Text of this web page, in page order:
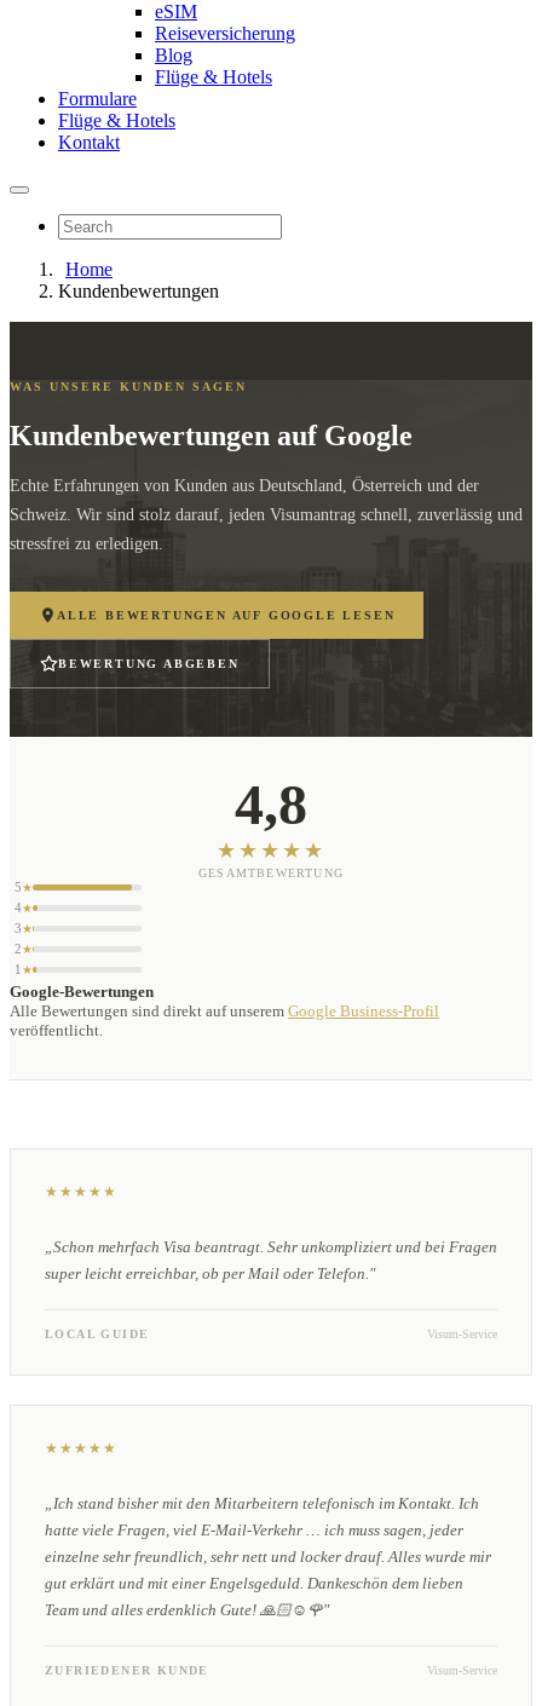
eSIM
Reiseversicherung
Blog
Flüge & Hotels
Formulare
Flüge & Hotels
Kontakt
Home
Kundenbewertungen
WAS UNSERE KUNDEN SAGEN
Kundenbewertungen auf Google
Echte Erfahrungen von Kunden aus Deutschland, Österreich und der
Schweiz. Wir sind stolz darauf, jeden Visumantrag schnell, zuverlässig und
stressfrei zu erledigen.
ALLE BEWERTUNGEN AUF GOOGLE LESEN
BEWERTUNG ABGEBEN
4,8
★★★★★
GESAMTBEWERTUNG
5★
4★
3★
2★
1 ★
Google-Bewertungen
Alle Bewertungen sind direkt auf unserem Google Business-Profil
veröffentlicht.
★★★★★
„Schon mehrfach Visa beantragt. Sehr unkompliziert und bei Fragen
super leicht erreichbar, ob per Mail oder Telefon."
LOCAL GUIDE Visum-Service
★★★★★
„Ich stand bisher mit den Mitarbeitern telefonisch im Kontakt. Ich
hatte viele Fragen, viel E-Mail-Verkehr … ich muss sagen, jeder
einzelne sehr freundlich, sehr nett und locker drauf. Alles wurde mir
gut erklärt und mit einer Engelsgeduld. Dankeschön dem lieben
Team und alles erdenklich Gute! 🙏🏻☺️🌹"
ZUFRIEDENER KUNDE Visum-Service